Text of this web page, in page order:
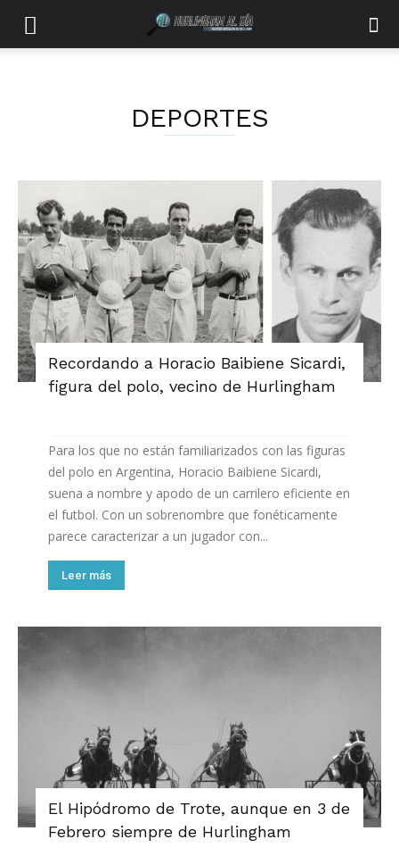
DEPORTES
Recordando a Horacio Baibiene Sicardi,
figura del polo, vecino de Hurlingham
Para los que no están familiarizados con las figuras
del polo en Argentina, Horacio Baibiene Sicardi,
suena a nombre y apodo de un carrilero eficiente en
el futbol. Con un sobrenombre que fonéticamente
parece caracterizar a un jugador con...
Leer más
El Hipódromo de Trote, aunque en 3 de
Febrero siempre de Hurlingham